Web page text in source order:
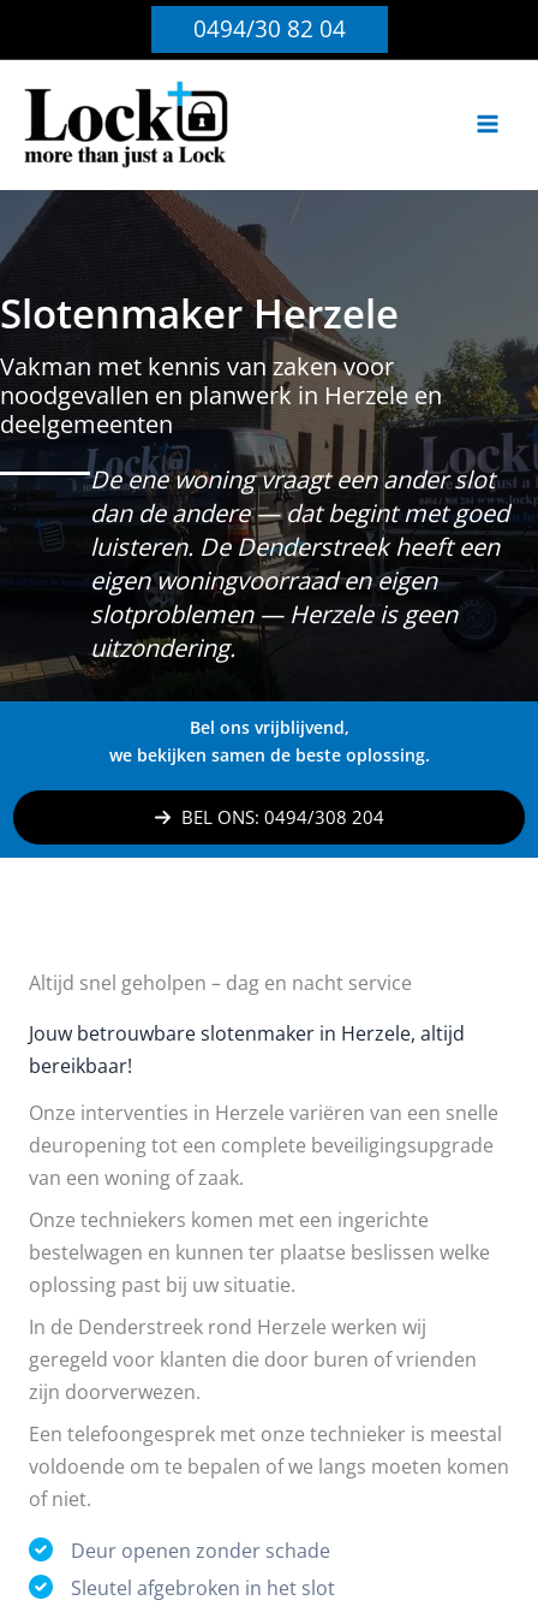
0494/30 82 04
Slotenmaker Herzele
Vakman met kennis van zaken voor
noodgevallen en planwerk in Herzele en
deelgemeenten
De ene woning vraagt een ander slot
dan de andere — dat begint met goed
luisteren. De Denderstreek heeft een
eigen woningvoorraad en eigen
slotproblemen — Herzele is geen
uitzondering.
Bel ons vrijblijvend,
we bekijken samen de beste oplossing.
BEL ONS: 0494/308 204
Altijd snel geholpen – dag en nacht service
Jouw betrouwbare slotenmaker in Herzele, altijd
bereikbaar!
Onze interventies in Herzele variëren van een snelle
deuropening tot een complete beveiligingsupgrade
van een woning of zaak.
Onze techniekers komen met een ingerichte
bestelwagen en kunnen ter plaatse beslissen welke
oplossing past bij uw situatie.
In de Denderstreek rond Herzele werken wij
geregeld voor klanten die door buren of vrienden
zijn doorverwezen.
Een telefoongesprek met onze technieker is meestal
voldoende om te bepalen of we langs moeten komen
of niet.
Deur openen zonder schade
Sleutel afgebroken in het slot